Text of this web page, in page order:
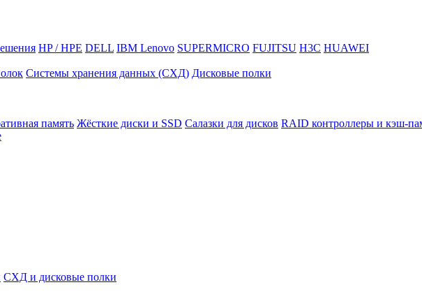
HP / HPE DELL IBM Lenovo SUPERMICRO FUJITSU H3C HUAWEI
Системы хранения данных (СХД) Дисковые полки
память Жёсткие диски и SSD Салазки для дисков RAID контроллеры и кэш-
СХД и дисковые полки